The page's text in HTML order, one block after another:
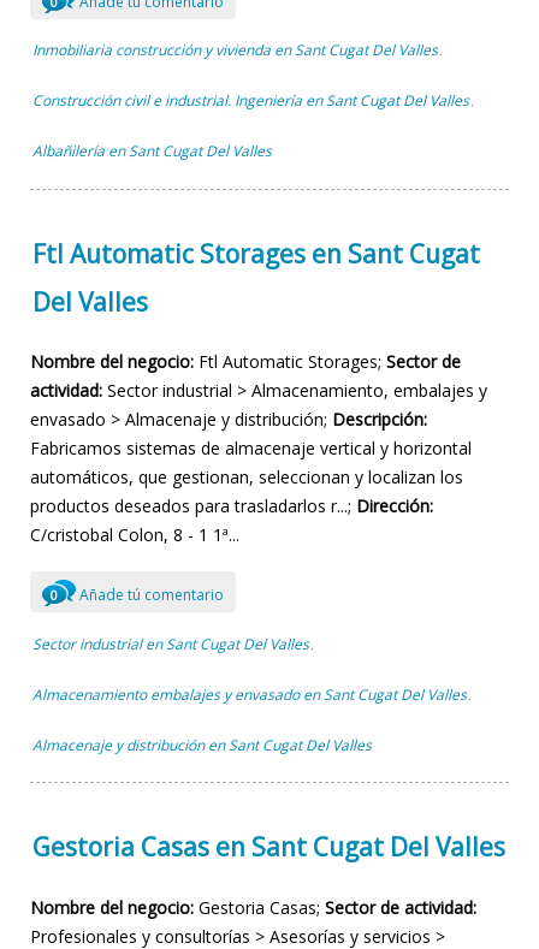
Inmobiliaria construcción y vivienda en Sant Cugat Del Valles ,
Construcción civil e industrial. Ingeniería en Sant Cugat Del Valles ,
Albañilería en Sant Cugat Del Valles
Ftl Automatic Storages en Sant Cugat
Del Valles
Nombre del negocio: Ftl Automatic Storages; Sector de
actividad: Sector industrial > Almacenamiento, embalajes y
envasado > Almacenaje y distribución; Descripción:
Fabricamos sistemas de almacenaje vertical y horizontal
automáticos, que gestionan, seleccionan y localizan los
productos deseados para trasladarlos r...; Dirección:
C/cristobal Colon, 8 - 1 1ª...
0 Añade tú comentario
Sector industrial en Sant Cugat Del Valles
Almacenamiento embalajes y envasado en Sant Cugat Del Valles
Almacenaje y distribución en Sant Cugat Del Valles
Gestoria Casas en Sant Cugat Del Valles
Nombre del negocio: Gestoria Casas; Sector de actividad:
Profesionales y consultorías > Asesorías y servicios >